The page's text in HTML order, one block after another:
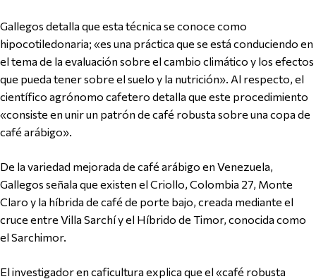
Gallegos detalla que esta técnica se conoce como
hipocotiledonaria; «es una práctica que se está conduciendo en
el tema de la evaluación sobre el cambio climático y los efectos
que pueda tener sobre el suelo y la nutrición». Al respecto, el
científico agrónomo cafetero detalla que este procedimiento
«consiste en unir un patrón de café robusta sobre una copa de
café arábigo».
De la variedad mejorada de café arábigo en Venezuela,
Gallegos señala que existen el Criollo, Colombia 27, Monte
Claro y la híbrida de café de porte bajo, creada mediante el
cruce entre Villa Sarchí y el Híbrido de Timor, conocida como
el Sarchimor.
El investigador en caficultura explica que el «café robusta